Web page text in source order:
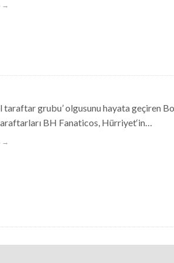
→
taraftar grubu’ olgusunu hayata geçiren
BH Fanaticos, Hürriyet‘in…
→